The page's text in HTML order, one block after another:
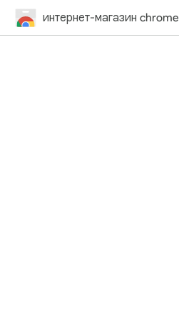
интернет-магазин chrome